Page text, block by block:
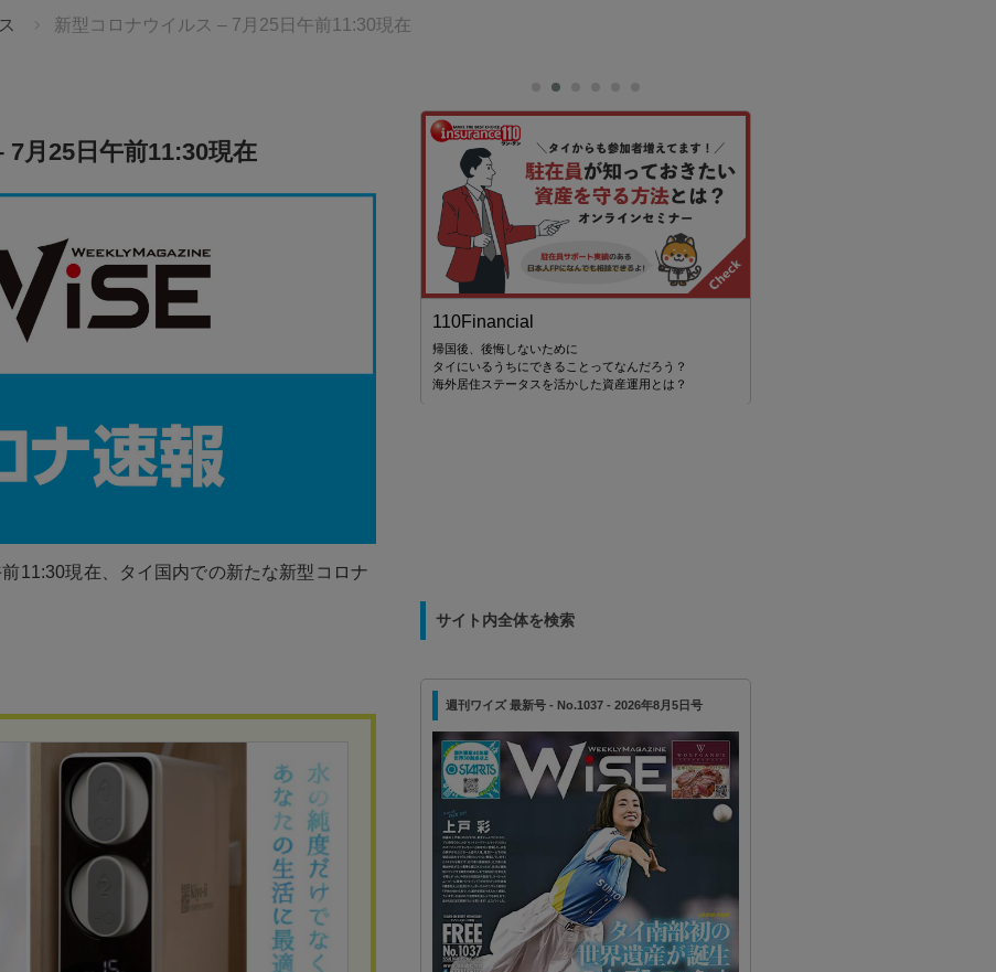
新型コロナウイルス – 7月25日午前11:30現在
月25日午前11:30現在
11:30現在、タイ国内での新たな新型コロナ
りを、
んか。
、感動の
ト入場券＋
付き 💫
スターツ タイランド 110Financial
帰国後、後悔しないために
タイにいるうちにできることってなんだろう？
海外居住ステータスを活かした資産運用とは？
サイト内全体を検索
週刊ワイズ 最新号 - No.1037 - 2026年8月5日号